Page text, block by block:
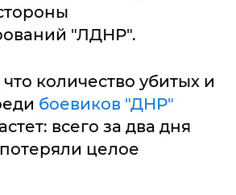
"ЛДНР".
количество убитых и
боевиков "ДНР"
всего за два дня
целое